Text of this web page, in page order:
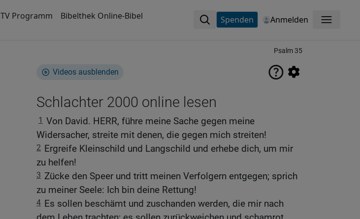
TV Programm Bibelthek Online-Bibel Spenden Anmelden Menü
Psalm 35
Videos ausblenden
Schlachter 2000 online lesen
1 Von David. HERR, führe meine Sache gegen meine
Widersacher, streite mit denen, die gegen mich streiten!
2 Ergreife Kleinschild und Langschild und erhebe dich, um mir
zu helfen!
3 Zücke den Speer und tritt meinen Verfolgern entgegen; sprich
zu meiner Seele: Ich bin deine Rettung!
4 Es sollen beschämt und zuschanden werden, die mir nach